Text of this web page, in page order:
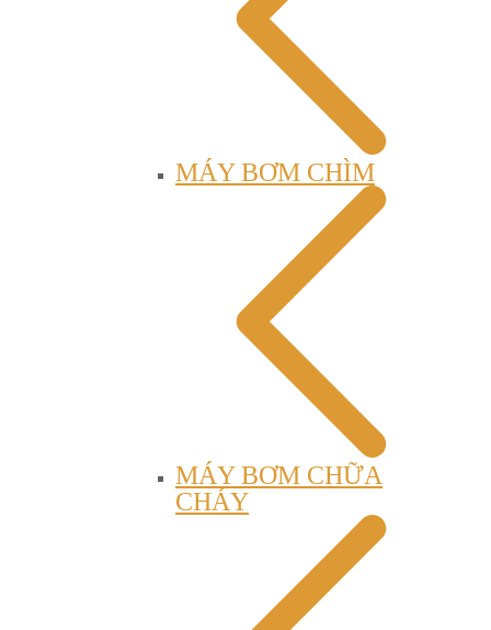
MÁY BƠM CHÌM
MÁY BƠM CHỮA
CHÁY